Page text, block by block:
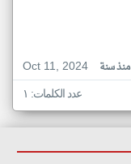
Oct 11, 2024
منذ سنة
عدد الكلمات: ١